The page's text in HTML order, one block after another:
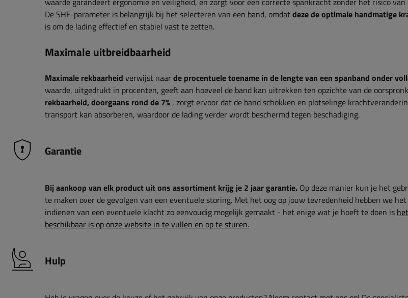
De SHF-parameter is belangrijk bij het selecteren van een band, omdatdeze de optimale handmatige
is om de lading effectief en stabiel vast te zetten.
Maximale uitbreidbaarheid
Maximale rekbaarheid verwijst naarde procentuele toename in de lengte van een spanband onder
waarde, uitgedrukt in procenten, geeft aan hoeveel de band kan uitrekken ten opzichte van de
rekbaarheid, doorgaans rond de 7% , zorgt ervoor dat de band schokken en plotselinge
transport kan absorberen, waardoor de lading verder wordt beschermd tegen beschadiging.
Garantie
Bij aankoop van elk product uit ons assortiment krijg je 2 jaar garantie. Op deze manier kun je het
te maken over de gevolgen van een eventuele storing. Met het oog op jouw tevredenheid hebben we
indienen van een eventuele klacht zo eenvoudig mogelijk gemaakt - het enige wat je hoeft te doen is
beschikbaar is op onze website in te vullen en op te sturen.
Hulp